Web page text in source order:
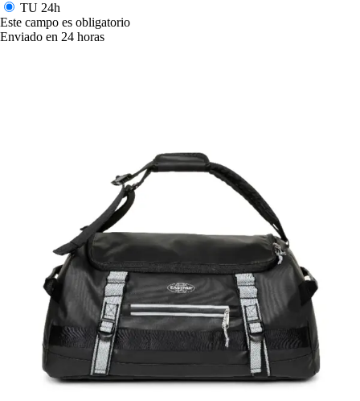
TU 24h
Este campo es obligatorio
Enviado en 24 horas